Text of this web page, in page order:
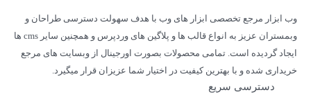
وب ابزار مرجع تخصصی ابزار های وب با هدف سهولت دسترسی طراحان و
وبمستران عزیز به انواع قالب ها و پلاگین های وردپرس و همچنین سایر cms ها
ایجاد گردیده است. تمامی محصولات بصورت اورجینال از وبسایت های مرجع
خریداری شده و با بهترین کیفیت در اختیار شما عزیزان قرار میگیرد.
دسترسی سریع